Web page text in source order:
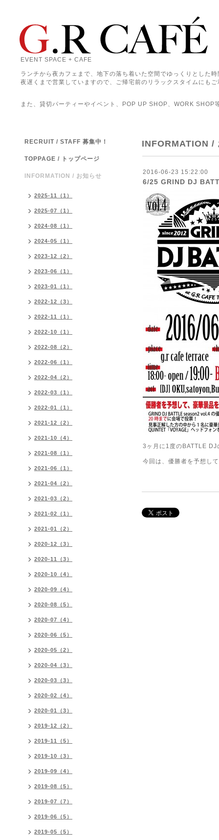
EVENT SPACE + CAFE
ランチから夜カフェまで、地下の落ち着いた空間でゆっくりとした
夜遅くまで営業していますので、ご帰宅前のリラックスタイムにも
また、貸切パーティーやイベント、POP UP SHOP、WORK SHOP
INFORMATION /
2016-06-23 15:22:00
6/25 GRIND DJ
3ヶ月に1度のBATTLE DJ
今回は、優勝者を予想し
RECRUIT / STAFF 募集中！
TOPPAGE / トップページ
INFORMATION / お知らせ
2025-11（1）
2025-07（1）
2024-08（1）
2024-05（1）
2023-12（2）
2023-06（1）
2023-01（1）
2022-12（3）
2022-11（1）
2022-10（1）
2022-08（2）
2022-06（1）
2022-04（2）
2022-03（1）
2022-01（1）
2021-12（2）
2021-10（4）
2021-08（1）
2021-06（1）
2021-04（2）
2021-03（2）
2021-02（1）
2021-01（2）
2020-12（3）
2020-11（3）
2020-10（4）
2020-09（4）
2020-08（5）
2020-07（4）
2020-06（5）
2020-05（2）
2020-04（3）
2020-03（3）
2020-02（4）
2020-01（3）
2019-12（2）
2019-11（5）
2019-10（3）
2019-09（4）
2019-08（5）
2019-07（7）
2019-06（5）
2019-05（5）